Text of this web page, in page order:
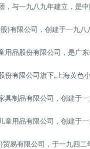
与一九八九年建立，是中
限公司，创建于一九八
品股份有限公司，是广东
有限公司旗下,上海黄色小
制品有限公司，创建于一
用品有限公司，创建于一
有限公司，于一九四二